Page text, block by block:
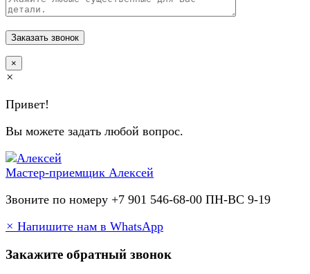
×
×
Привет!
Вы можете задать любой вопрос.
Мастер-приемщик Алексей
Звоните по номеру +7 901 546-68-00 ПН-ВС 9-19
× Напишите нам в WhatsApp
Закажите обратный звонок